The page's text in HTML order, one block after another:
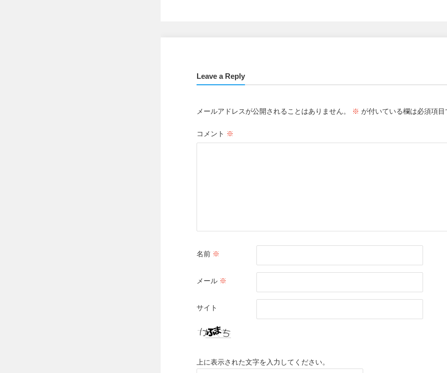
Leave a Reply
メールアドレスが公開されることはありません。 ※ が付いている欄は必須項目
コメント ※
名前 ※
メール ※
サイト
上に表示された文字を入力してください。